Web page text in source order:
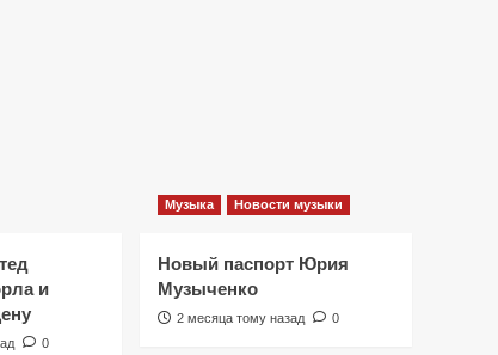
и
0
Музыка Новости музыки
Новый паспорт Юрия
Музыченко
2 месяца тому назад 0